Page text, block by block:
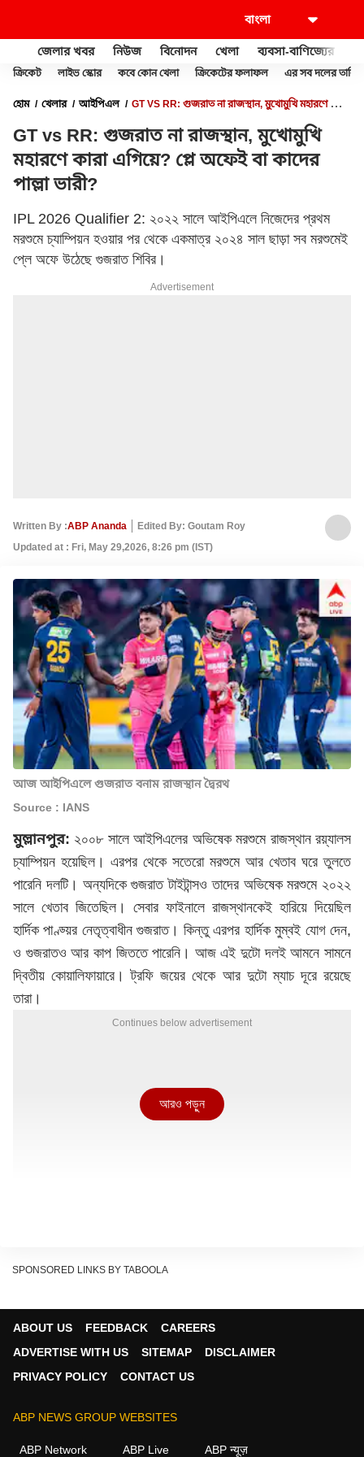
জেলার খবর নিউজ বিনোদন খেলা ব্যবসা-বাণিজ্যের
ক্রিকেট লাইভ স্কোর কবে কোন খেলা ক্রিকেটের ফলাফল এর সব দলের
হোম খেলার আইপিএল
GT VS RR: গুজরাত না রাজস্থান, মুখোমুখি মহারণে কারা
GT vs RR: গুজরাত না রাজস্থান, মুখোমুখি
মহারণে কারা এগিয়ে? প্লে অফেই বা কাদের
পাল্লা ভারী?
IPL 2026 Qualifier 2: ২০২২ সালে আইপিএলে নিজেদের প্রথম
মরশুমে চ্যাম্পিয়ন হওয়ার পর থেকে একমাত্র ২০২৪ সাল ছাড়া সব মরশুমেই
প্লে অফে উঠেছে গুজরাত শিবির।
Advertisement
Written By :ABP Ananda
Edited By: Goutam Roy
Updated at : Fri, May 29,2026, 8:26 pm (IST)
আজ আইপিএলে গুজরাত বনাম রাজস্থান দ্বৈরথ
Source : IANS
মুল্লানপুর: ২০০৮ সালে আইপিএলের অভিষেক মরশুমে রাজস্থান রয়্যালস
চ্যাম্পিয়ন হয়েছিল। এরপর থেকে সতেরো মরশুমে আর খেতাব ঘরে তুলতে
পারেনি দলটি। অন্যদিকে গুজরাত টাইটান্সও তাদের অভিষেক মরশুমে ২০২২
সালে খেতাব জিতেছিল। সেবার ফাইনালে রাজস্থানকেই হারিয়ে দিয়েছিল
হার্দিক পাণ্ড্য়র নেতৃত্বাধীন গুজরাত। কিন্তু এরপর হার্দিক মুম্বই যোগ দেন,
ও গুজরাতও আর কাপ জিততে পারেনি। আজ এই দুটো দলই আমনে সামনে
দ্বিতীয় কোয়ালিফায়ারে। ট্রফি জয়ের থেকে আর দুটো ম্যাচ দূরে রয়েছে
তারা।
Continues below advertisement
আর তাছাড়া আমনে সামনে মহারণেও কে কার থেকে বেশি শক্তিশালী?
আরও পড়ুন
SPONSORED LINKS BY TABOOLA
ABOUT US FEEDBACK
CAREERS
ADVERTISE WITH US
SITEMAP
DISCLAIMER
PRIVACY POLICY
CONTACT US
ABP NEWS GROUP WEBSITES
ABP Network ABP Live ABP न्यूज़